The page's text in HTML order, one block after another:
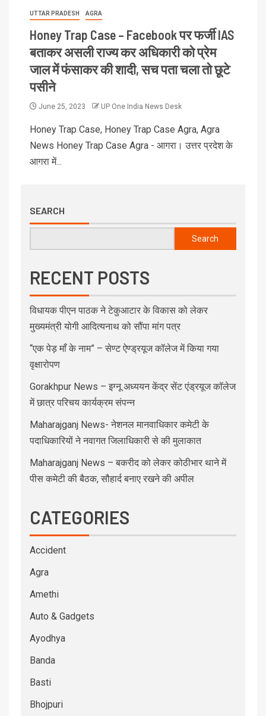
UTTAR PRADESH AGRA
Honey Trap Case – Facebook पर फर्जी IAS
बताकर असली राज्य कर अधिकारी को प्रेम
जाल में फंसाकर की शादी, सच पता चला तो छूटे
पसीने
June 25, 2023 UP One India News Desk
Honey Trap Case, Honey Trap Case Agra, Agra
News Honey Trap Case Agra - आगरा। उत्तर प्रदेश के
आगरा में...
SEARCH
Search
RECENT POSTS
विधायक पीएन पाठक ने टेकुआटार के विकास को लेकर
मुख्यमंत्री योगी आदित्यनाथ को सौंपा मांग पत्र
“एक पेड़ माँ के नाम” – सेण्ट ऐण्ड्रयूज कॉलेज में किया गया
वृक्षारोपण
Gorakhpur News – इग्नू अध्ययन केंद्र सेंट एंड्रयूज कॉलेज
में छात्र परिचय कार्यक्रम संपन्न
Maharajganj News- नेशनल मानवाधिकार कमेटी के
पदाधिकारियों ने नवागत जिलाधिकारी से की मुलाकात
Maharajganj News – बकरीद को लेकर कोठीभार थाने में
पीस कमेटी की बैठक, सौहार्द बनाए रखने की अपील
CATEGORIES
Accident
Agra
Amethi
Auto & Gadgets
Ayodhya
Banda
Basti
Bhojpuri